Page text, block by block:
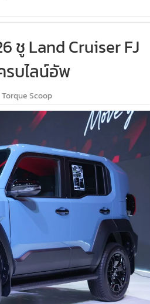
ชู Land Cruiser FJ
รบไลน์อัพ
Torque Scoop